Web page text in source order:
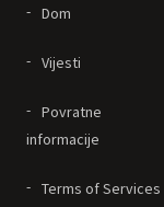
Dom
Vijesti
Povratne
informacije
Terms of Services